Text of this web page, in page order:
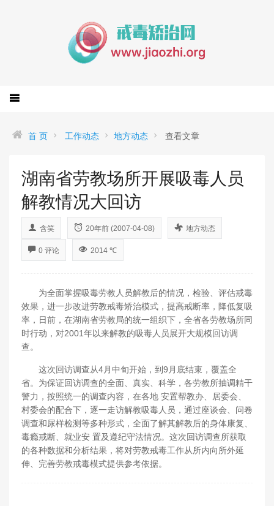
首 页 工作动态 地方动态 查看文章
湖南省劳教场所开展吸毒人员
解教情况大回访
含笑 20年前 (2007-04-08) 地方动态
0 评论 2014 ℃
为全面掌握吸毒劳教人员解教后的情况，检验、评估戒毒
效果，进一步改进劳教戒毒矫治模式，提高戒断率，降低复吸
率，日前，在湖南省劳教局的统一组织下，全省各劳教场所同
时行动，对2001年以来解教的吸毒人员展开大规模回访调
查。
这次回访调查从4月中旬开始，到9月底结束，覆盖全
省。为保证回访调查的全面、真实、科学，各劳教所抽调精干
警力，按照统一的调查内容，在各地 安置帮教办、居委会、
村委会的配合下，逐一走访解教吸毒人员，通过座谈会、问卷
调查和尿样检测等多种形式，全面了解其解教后的身体康复、
毒瘾戒断、就业安 置及遵纪守法情况。这次回访调查所获取
的各种数据和分析结果，将对劳教戒毒工作从所内向所外延
伸、完善劳教戒毒模式提供参考依据。